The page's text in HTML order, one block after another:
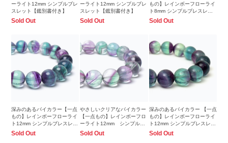
ーライト12mm シンプルブレ
スレット【鑑別書付き】
Sold Out
ーライト12mm シンプルブレ
スレット【鑑別書付き】
Sold Out
もの】レインボーフローライ
ト8mm シンプルブレスレッ
ト
Sold Out
深みのあるバイカラー【一点
もの】レインボーフローライ
ト12mm シンプルブレスレッ
ト
Sold Out
やさしいクリアなバイカラー
【一点もの】レインボーフロ
ーライト12mm シンプルブ
レスレット
Sold Out
深みのあるバイカラー 【一点
もの】レインボーフローライ
ト12mm シンプルブレスレッ
ト
Sold Out